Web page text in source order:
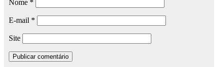
Nome *
E-mail *
Site